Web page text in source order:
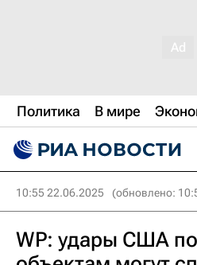
Политика В мире
10:55 22.06.2025 (обновлено:
WP: удары США